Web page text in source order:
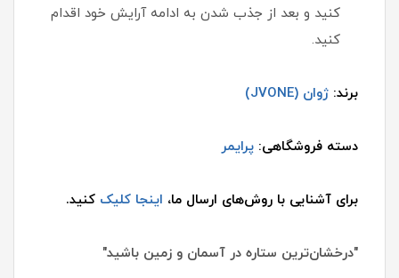
کنید و بعد از جذب شدن به ادامه آرایش خود اقدام
کنید.
برند: ژوان (JVONE)
دسته فروشگاهی: پرایمر
برای آشنایی با روش‌های ارسال ما، اینجا کلیک کنید.
"درخشان‌ترین ستاره در آسمان و زمین باشید"